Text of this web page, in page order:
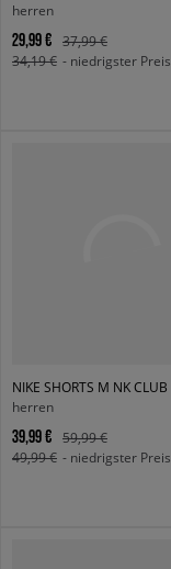
herren
29,99 €
37,99 €
34,19 € - niedrigster Preis
herren
39,99 €
59,99 €
49,99 € - niedrigster Preis